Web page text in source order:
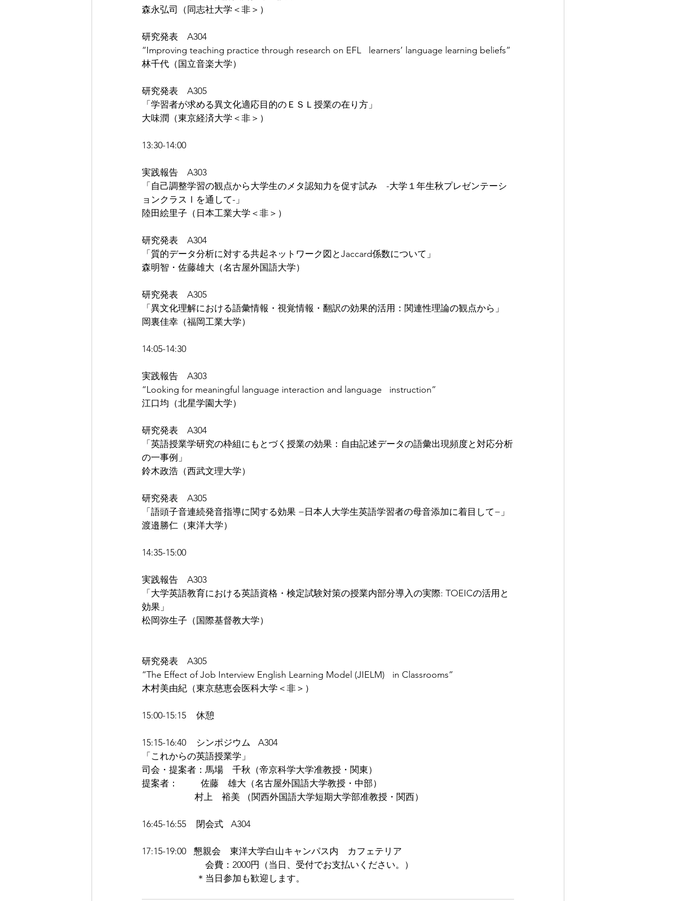
森永弘司（同志社大学＜非＞）
研究発表　A304
“Improving teaching practice through research on EFL   learners’ language learning beliefs”
林千代（国立音楽大学）
研究発表　A305
「学習者が求める異文化適応目的のＥＳＬ授業の在り方」
大味潤（東京経済大学＜非＞）
13:30-14:00
実践報告　A303
「自己調整学習の観点から大学生のメタ認知力を促す試み　-大学１年生秋プレゼンテーシ
ョンクラスⅠを通して-」
陸田絵里子（日本工業大学＜非＞）
研究発表　A304
「質的データ分析に対する共起ネットワーク図とJaccard係数について」
森明智・佐藤雄大（名古屋外国語大学）
研究発表　A305
「異文化理解における語彙情報・視覚情報・翻訳の効果的活用：関連性理論の観点から」
岡裏佳幸（福岡工業大学）
14:05-14:30
実践報告　A303
“Looking for meaningful language interaction and language   instruction”
江口均（北星学園大学）
研究発表　A304
「英語授業学研究の枠組にもとづく授業の効果：自由記述データの語彙出現頻度と対応分析
の一事例」
鈴木政浩（西武文理大学）
研究発表　A305
「語頭子音連続発音指導に関する効果 −日本人大学生英語学習者の母音添加に着目して−」
渡邉勝仁（東洋大学）
14:35-15:00
実践報告　A303
「大学英語教育における英語資格・検定試験対策の授業内部分導入の実際: TOEICの活用と
効果」
松岡弥生子（国際基督教大学）
研究発表　A305
“The Effect of Job Interview English Learning Model (JIELM)   in Classrooms”
木村美由紀（東京慈恵会医科大学＜非＞）
15:00-15:15    休憩
15:15-16:40    シンポジウム   A304
「これからの英語授業学」
司会・提案者：馬場　千秋（帝京科学大学准教授・関東）
提案者：         佐藤　雄大（名古屋外国語大学教授・中部）
                     村上　裕美 （関西外国語大学短期大学部准教授・関西）
16:45-16:55    閉会式   A304
17:15-19:00   懇親会　東洋大学白山キャンパス内　カフェテリア
会費：2000円（当日、受付でお支払いください。）
＊当日参加も歓迎します。